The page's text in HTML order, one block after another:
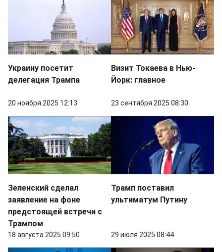
Украину посетит
делегация Трампа
20 ноября 2025 12:13
Визит Токаева в Нью-
Йорк: главное
23 сентября 2025 08:30
Зеленский сделал
заявление на фоне
предстоящей встречи с
Трампом
18 августа 2025 09:50
Трамп поставил
ультиматум Путину
29 июля 2025 08:44